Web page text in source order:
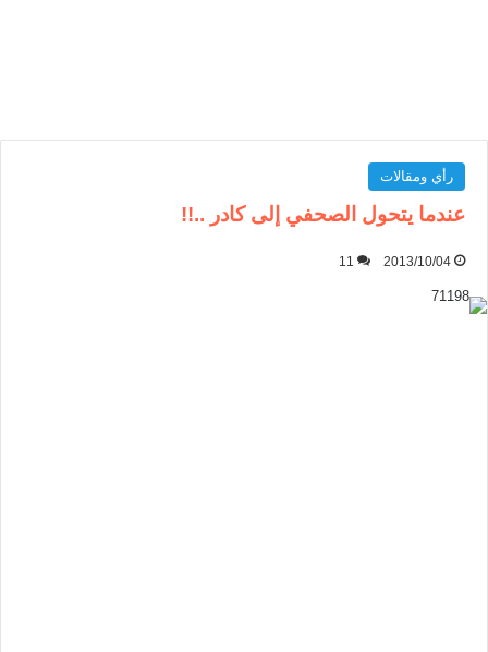
رأي ومقالات
عندما يتحول الصحفي إلى كادر ..!!
2013/10/04
11